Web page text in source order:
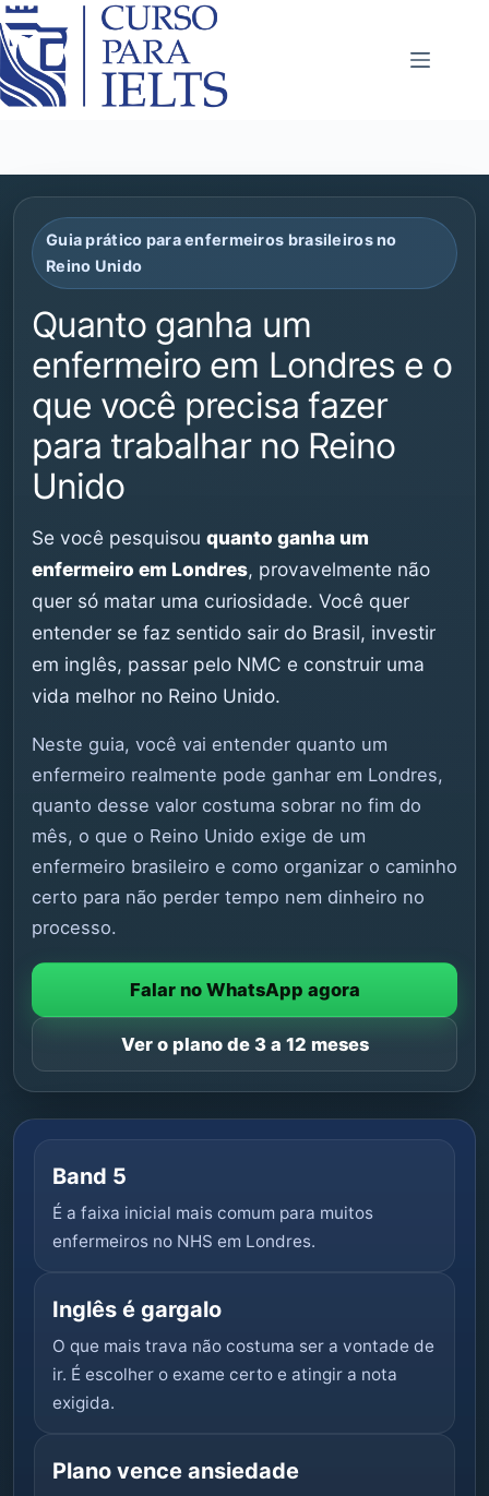
Guia prático para enfermeiros brasileiros no
Reino Unido
Quanto ganha um
enfermeiro em Londres e o
que você precisa fazer
para trabalhar no Reino
Unido
Se você pesquisou quanto ganha um
enfermeiro em Londres, provavelmente não
quer só matar uma curiosidade. Você quer
entender se faz sentido sair do Brasil, investir
em inglês, passar pelo NMC e construir uma
vida melhor no Reino Unido.
Neste guia, você vai entender quanto um
enfermeiro realmente pode ganhar em Londres,
quanto desse valor costuma sobrar no fim do
mês, o que o Reino Unido exige de um
enfermeiro brasileiro e como organizar o caminho
certo para não perder tempo nem dinheiro no
processo.
Falar no WhatsApp agora
Ver o plano de 3 a 12 meses
Band 5
É a faixa inicial mais comum para muitos
enfermeiros no NHS em Londres.
Inglês é gargalo
O que mais trava não costuma ser a vontade de
ir. É escolher o exame certo e atingir a nota
exigida.
Plano vence ansiedade